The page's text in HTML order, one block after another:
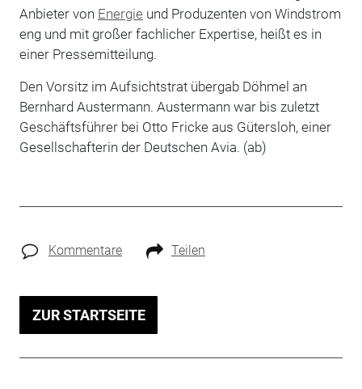
Anbieter von Energie und Produzenten von Windstrom
eng und mit großer fachlicher Expertise, heißt es in
einer Pressemitteilung.
Den Vorsitz im Aufsichtstrat übergab Döhmel an
Bernhard Austermann. Austermann war bis zuletzt
Geschäftsführer bei Otto Fricke aus Gütersloh, einer
Gesellschafterin der Deutschen Avia. (ab)
Kommentare Teilen
ZUR STARTSEITE